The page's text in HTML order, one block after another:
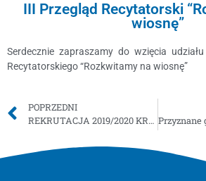
III Przegląd Recytatorski
wiosnę”
Serdecznie zapraszamy do wzięcia
Recytatorskiego “Rozkwitamy na wiosnę”
POPRZEDNI
REKRUTACJA 2019/2020 KROK PO KROKU – PORADNIK DLA RODZICÓW